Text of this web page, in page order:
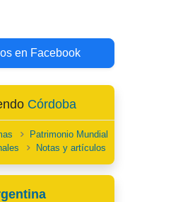
en Facebook
Córdoba
Patrimonio Mundial
Notas y artículos